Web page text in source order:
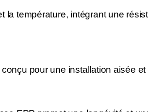
température, intégrant une
pour une installation aisée